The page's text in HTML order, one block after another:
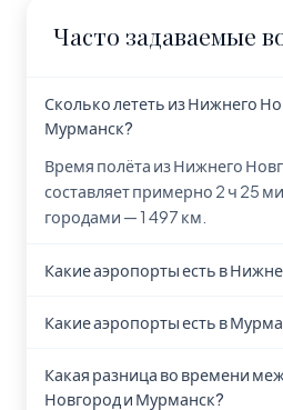
Часто задаваемые
Сколько лететь из Нижнего
Мурманск?
Время полёта из Нижнего
составляет примерно 2 ч 25
городами — 1 497 км.
Какие аэропорты есть в
Аэропорт Нижний Новгород
Какие аэропорты есть в
(MMK).
Какая разница во времени
Новгород и Мурманск?